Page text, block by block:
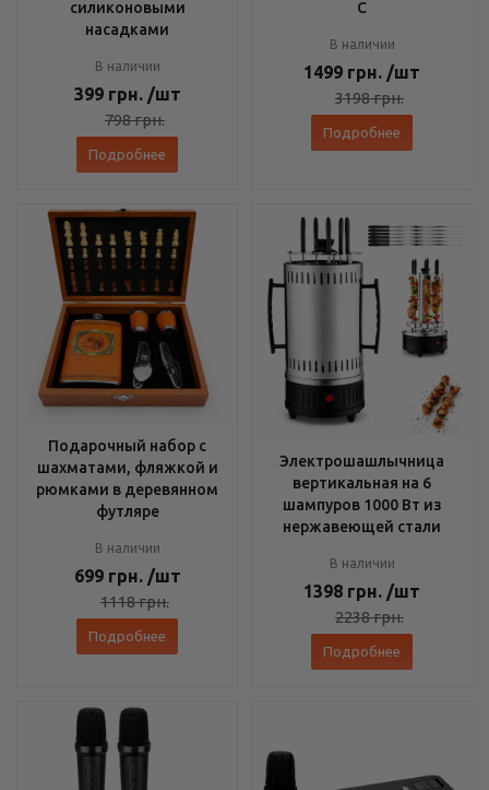
силиконовыми
насадками
В наличии
399 грн. /шт
798грн.
Подробнее
C
В наличии
1499 грн. /шт
3198грн.
Подробнее
Подарочный набор с
шахматами, фляжкой и
рюмками в деревянном
футляре
В наличии
699 грн. /шт
1118грн.
Подробнее
Электрошашлычница
вертикальная на 6
шампуров 1000 Вт из
нержавеющей стали
В наличии
1398 грн. /шт
2238грн.
Подробнее